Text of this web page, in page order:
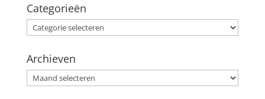
Categorieën
Categorieën
Archieven
Archieven